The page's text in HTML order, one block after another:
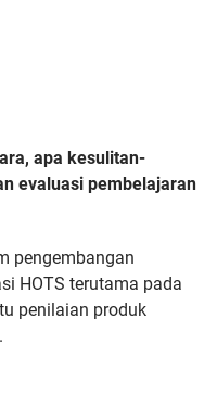
apa kesulitan-
evaluasi pembelajaran
pengembangan
HOTS terutama pada
penilaian produk